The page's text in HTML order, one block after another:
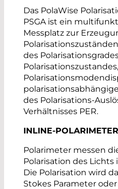
Das PolaWise
PSGA ist ein
Messplatz zur
des
des Polarisations-
Verhältnisses PER.
INLINE-POLARIMETER
Polarimeter messen
Polarisation des Lichts
Die Polarisation wird
Stokes Parameter